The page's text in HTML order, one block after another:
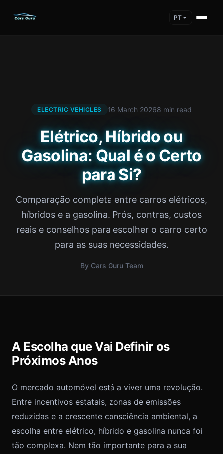
PT
ELECTRIC VEHICLES 16 March 20268 min read
Elétrico, Híbrido ou
Gasolina: Qual é o Certo
para Si?
Comparação completa entre carros elétricos,
híbridos e a gasolina. Prós, contras, custos
reais e conselhos para escolher o carro certo
para as suas necessidades.
By Cars Guru Team
A Escolha que Vai Definir os
Próximos Anos
O mercado automóvel está a viver uma revolução.
Entre incentivos estatais, zonas de emissões
reduzidas e a crescente consciência ambiental, a
escolha entre elétrico, híbrido e gasolina nunca foi
tão complexa. Nem tão importante para a sua